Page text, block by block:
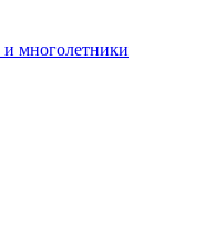
многолетники